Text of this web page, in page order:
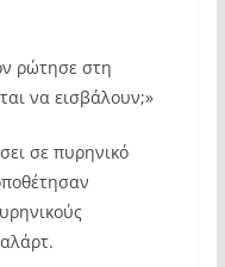
ρώτησε στη
να εισβάλουν;»
σε πυρηνικό